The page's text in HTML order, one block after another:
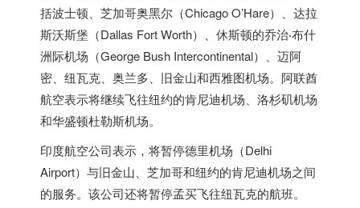
括波士顿、芝加哥奥黑尔（Chicago O’Hare）、达拉
斯沃斯堡（Dallas Fort Worth）、休斯顿的乔治‧布什
洲际机场（George Bush Intercontinental）、迈阿
密、纽瓦克、奥兰多、旧金山和西雅图机场。阿联酋
航空表示将继续飞往纽约的肯尼迪机场、洛杉矶机场
和华盛顿杜勒斯机场。
印度航空公司表示，将暂停德里机场（Delhi
Airport）与旧金山、芝加哥和纽约的肯尼迪机场之间
的服务。该公司还将暂停孟买飞往纽瓦克的航班。